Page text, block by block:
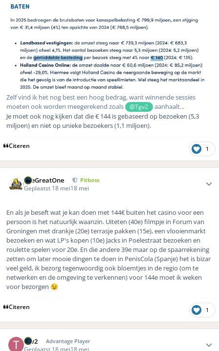
Zelf vind ik het nog best een hoog bedrag, want winnende sessies
moeten ook worden meegerekend zoals
@Tgv2
aanhaalt...
Je moet ook nog kijken dat die € 144 is gebaseerd op bezoeken (5,3
miljoen) en niet op unieke bezoekers (1,1 miljoen).
Citeren 1
TheGreatOne Pitboss
Geplaatst 18 mei18 mei
En als je beseft wat je kan doen met 144€ buiten het casino voor een
persoon is het natuurlijk waanzin. Uiteten (40e) filmpje in Forum van
Groningen met drankje (20e) terrasje pakken (15e), een vlooienmarkt
bezoeken en wat LP's kopen (10e) Jacks in Poelestraat bezoeken en
roulette spelen voor 20e. En die andere 39e maar op de spaarrekening
zetten om later mooie dingen te doen in PenisCola (Spanje) het is bizar
veel geld, ik bezorg tegenwoordig ook bloemtjes in de regio (om te
netwerken en de omgeving te verkennen) voor 144e moet ik weken
voor bezorgen 😉
Citeren 1
Tgv2 Advantage Player
Geplaatst 18 mei18 mei